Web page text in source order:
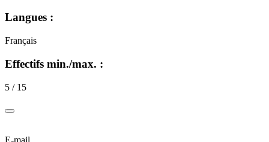
Langues :
Français
Effectifs min./max. :
5 / 15